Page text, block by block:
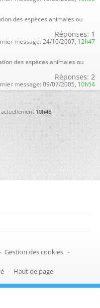
des espèces animales ou
Réponses: 1
message: 24/10/2007, 12h47
des espèces animales ou
Réponses: 2
message: 09/07/2005, 10h54
actuellement10h48.
- Gestion des cookies -
- Haut de page